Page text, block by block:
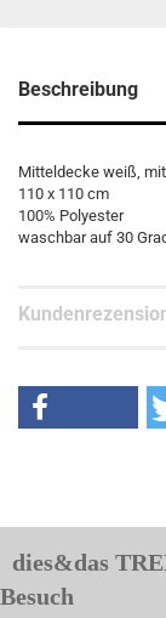
Beschreibung
Mitteldecke weiß,
110 x 110 cm
100% Polyester
waschbar auf 30
dies&das
Besuch